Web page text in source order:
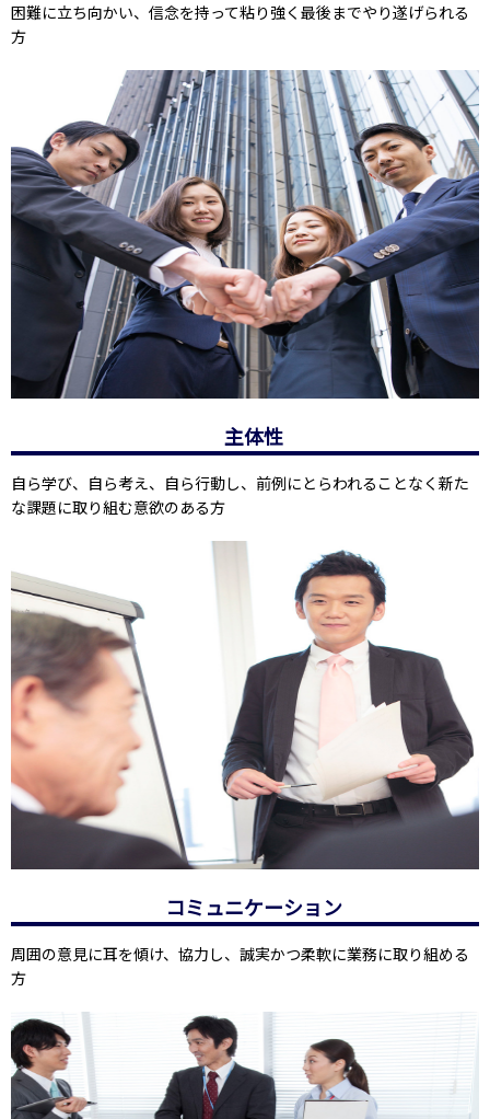
困難に立ち向かい、信念を持って粘り強く最後までやり遂げられる
方
主体性
自ら学び、自ら考え、自ら行動し、前例にとらわれることなく新た
な課題に取り組む意欲のある方
コミュニケーション
周囲の意見に耳を傾け、協力し、誠実かつ柔軟に業務に取り組める
方